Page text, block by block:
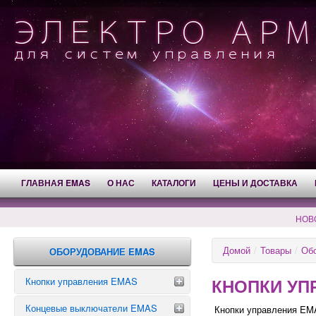
ГЛАВНАЯ EMAS О НАС КАТАЛОГИ ЦЕНЫ И ДОСТАВКА
ОБОРУДОВАНИЕ EMAS
Кнопки управления EMAS
Аварийные кнопки
Концевые выключатели EMAS
Домой / Товары /
КНОПКИ
Кнопки управления